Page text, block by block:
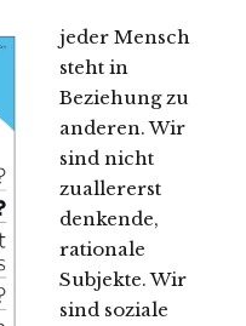
jeder Mensch
steht in
Beziehung zu
anderen. Wir
sind nicht
zuallererst
denkende,
rationale
Subjekte. Wir
sind soziale